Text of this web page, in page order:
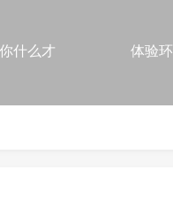
什么才
体验